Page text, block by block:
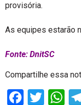
provisória.
As equipes estarão
Fonte: DnitSC
Compartilhe essa